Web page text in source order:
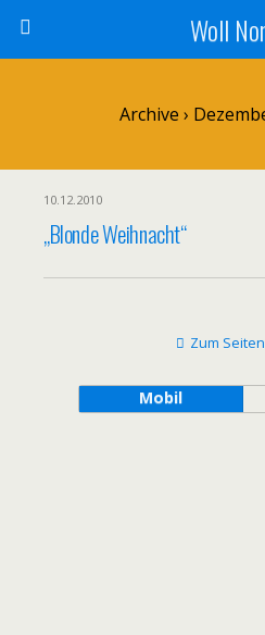
Woll
Archive ›
10.12.2010
„Blonde Weihnacht“
Zum
Mobil